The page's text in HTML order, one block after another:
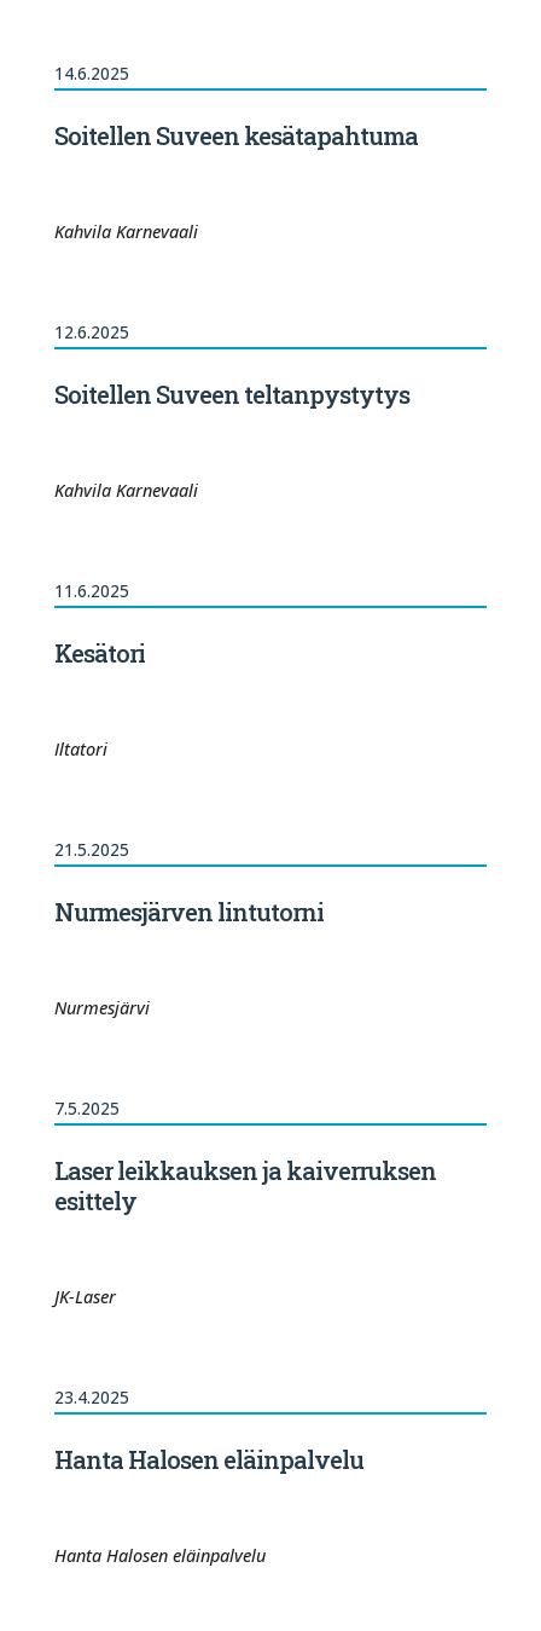
14.6.2025
Soitellen Suveen kesätapahtuma
Kahvila Karnevaali
12.6.2025
Soitellen Suveen teltanpystytys
Kahvila Karnevaali
11.6.2025
Kesätori
Iltatori
21.5.2025
Nurmesjärven lintutorni
Nurmesjärvi
7.5.2025
Laser leikkauksen ja kaiverruksen
esittely
JK-Laser
23.4.2025
Hanta Halosen eläinpalvelu
Hanta Halosen eläinpalvelu